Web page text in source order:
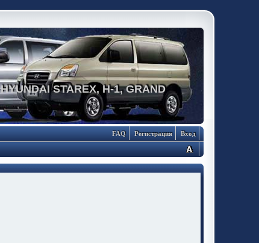
STAREX, H-1, GRAND
Вход
Регистрация
FAQ